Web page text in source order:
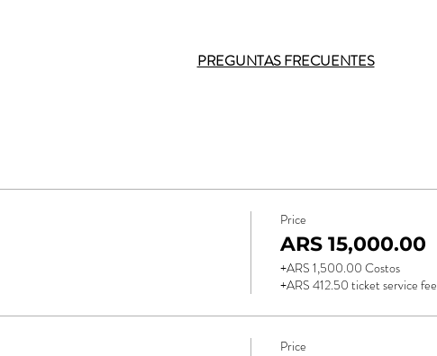
PREGUNTAS FRECUENTES
Price
ARS 15,000.00
+ARS 1,500.00 Costos
+ARS 412.50 ticket service fee
Price